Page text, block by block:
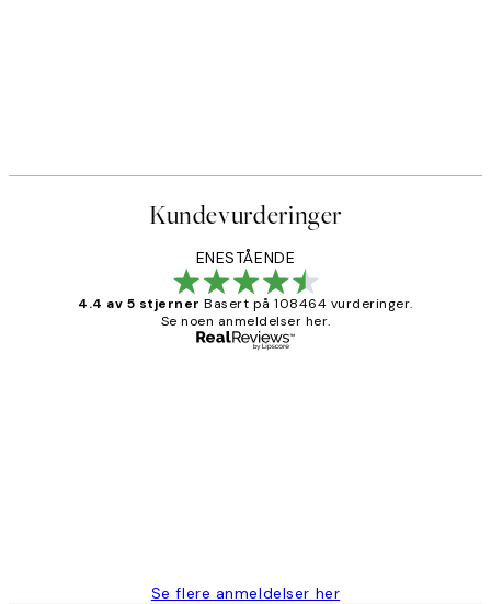
Kundevurderinger
ENESTÅENDE
4.4 av 5 stjerner Basert på 108464 vurderinger.
Se noen anmeldelser her.
Se flere anmeldelser her